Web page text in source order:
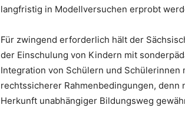
langfristig in Modellversuchen erprobt
Für zwingend erforderlich hält der
der Einschulung von Kindern mit
Integration von Schülern und
rechtssicherer Rahmenbedingungen,
Herkunft unabhängiger Bildungsweg